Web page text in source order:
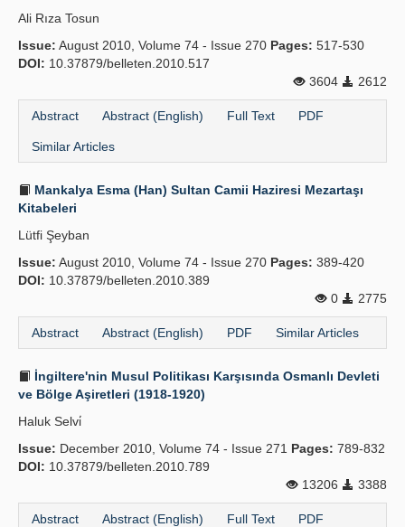
Ali Rıza Tosun
Issue: August 2010, Volume 74 - Issue 270 Pages: 517-530
DOI: 10.37879/belleten.2010.517
3604
2612
Abstract Abstract (English) Full Text PDF
Similar Articles
Mankalya Esma (Han) Sultan Camii Haziresi Mezartaşı
Kitabeleri
Lütfi Şeyban
Issue: August 2010, Volume 74 - Issue 270 Pages: 389-420
DOI: 10.37879/belleten.2010.389
0
2775
Abstract Abstract (English) PDF Similar Articles
İngiltere'nin Musul Politikası Karşısında Osmanlı Devleti
ve Bölge Aşiretleri (1918-1920)
Haluk Selvi̇
Issue: December 2010, Volume 74 - Issue 271 Pages: 789-832
DOI: 10.37879/belleten.2010.789
13206
3388
Abstract Abstract (English) Full Text PDF